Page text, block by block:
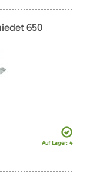
650
Auf Lager: 4